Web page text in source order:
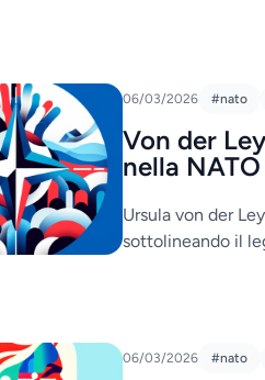
06/03/2026 #nato
Von der
nella NATO
Ursula von der
sottolineando il
06/03/2026 #nato